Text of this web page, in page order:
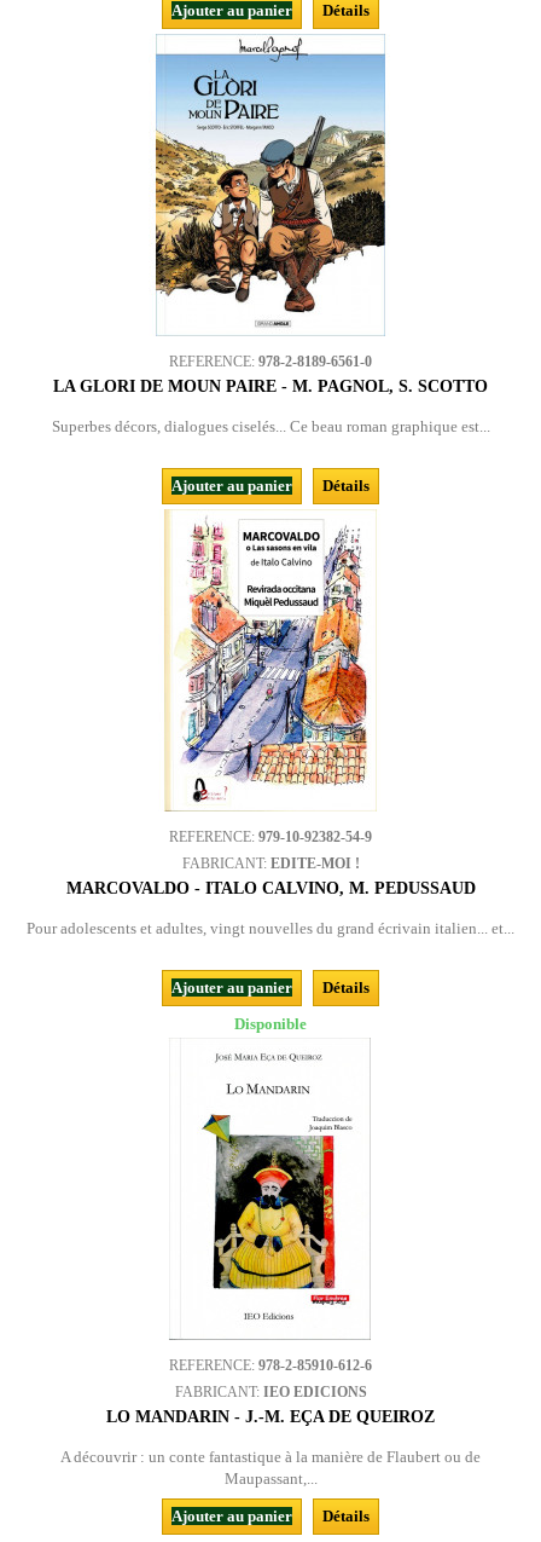
Ajouter au panier Détails
REFERENCE: 978-2-8189-6561-0
LA GLORI DE MOUN PAIRE - M. PAGNOL, S. SCOTTO
Superbes décors, dialogues ciselés... Ce beau roman graphique est...
Ajouter au panier Détails
REFERENCE: 979-10-92382-54-9
FABRICANT: EDITE-MOI !
MARCOVALDO - ITALO CALVINO, M. PEDUSSAUD
Pour adolescents et adultes, vingt nouvelles du grand écrivain italien... et...
Ajouter au panier
Détails
Disponible
REFERENCE: 978-2-85910-612-6
FABRICANT: IEO EDICIONS
LO MANDARIN - J.-M. EÇA DE QUEIROZ
A découvrir : un conte fantastique à la manière de Flaubert ou de
Maupassant,...
Ajouter au panier
Détails